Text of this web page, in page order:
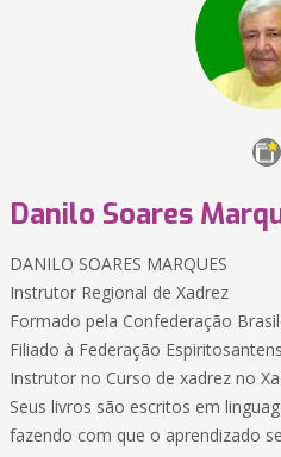
Danilo Soares
DANILO SOARES MARQUES
Instrutor Regional de Xadrez
Formado pela Confederação
Filiado à Federação
Instrutor no Curso de xadrez no
Seus livros são escritos em
fazendo com que o aprendizado